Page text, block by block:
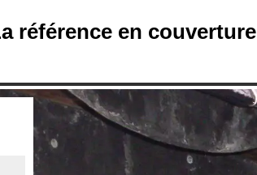
référence en couverture